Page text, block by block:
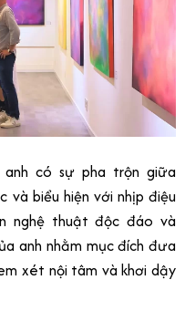
có sự pha trộn giữa
biểu hiện với nhịp điệu
nghệ thuật độc đáo và
anh nhằm mục đích đưa
xét nội tâm và khơi dậy